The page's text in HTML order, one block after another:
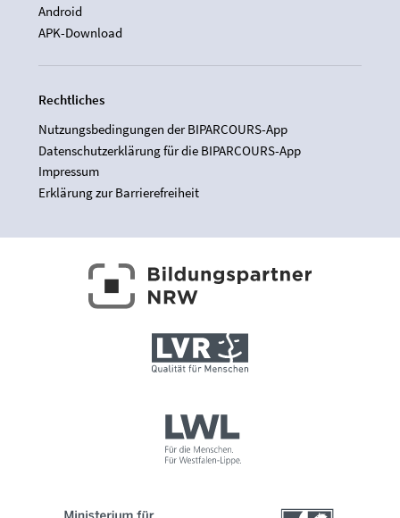
Android
APK-Download
Rechtliches
Nutzungsbedingungen der BIPARCOURS-App
Datenschutzerklärung für die BIPARCOURS-App
Impressum
Erklärung zur Barrierefreiheit